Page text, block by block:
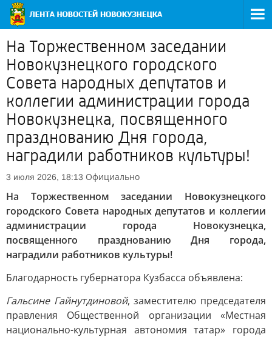
На Торжественном заседании
Новокузнецкого городского
Совета народных депутатов и
коллегии администрации города
Новокузнецка, посвященного
празднованию Дня города,
наградили работников культуры!
3 июля 2026, 18:13 Официально
На Торжественном заседании Новокузнецкого
городского Совета народных депутатов и коллегии
администрации города Новокузнецка,
посвященного празднованию Дня города,
наградили работников культуры!
Благодарность губернатора Кузбасса объявлена:
Гальсине Гайнутдиновой, заместителю председателя
правления Общественной организации «Местная
национально-культурная автономия татар» города